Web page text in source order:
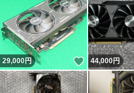
29,000円 いいね！
44,000円